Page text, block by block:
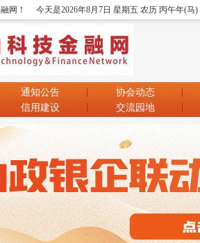
网！ 今天是2026年8月7日 星期五 农历 丙午年(马
通知公告
协会动态
信用建设 交流园地